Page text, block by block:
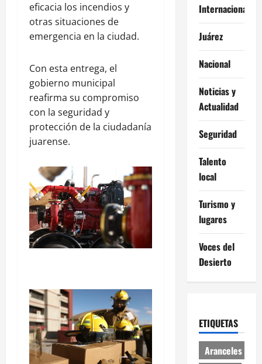
eficacia los incendios y
otras situaciones de
emergencia en la ciudad.
Con esta entrega, el
gobierno municipal
reafirma su compromiso
con la seguridad y
protección de la ciudadanía
juarense.
Internacional
Juárez
Nacional
Noticias y
Actualidad
Seguridad
Talento
local
Turismo y
lugares
Voces del
Desierto
ETIQUETAS
Aranceles